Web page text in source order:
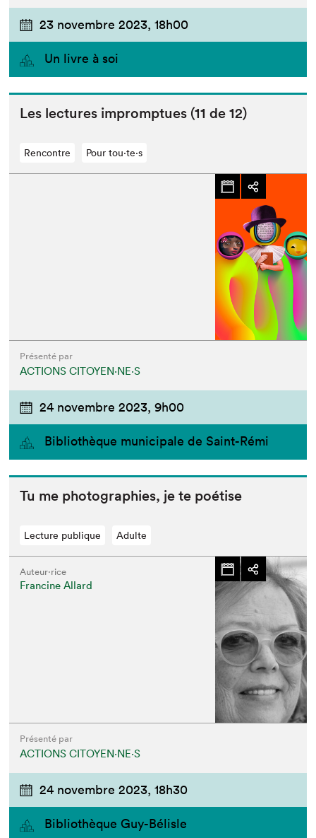
23 novembre 2023, 18h00
Un livre à soi
Les lec­tures impromptues (11 de12)
Rencontre Pour tou⋅te⋅s
Présenté par
ACTIONS CITOYEN⋅NE⋅S
24 novembre 2023, 9h00
Bibliothèque municipale de Saint-Rémi
Tu me pho­togra­phies, je te poétise
Lecture publique Adulte
Auteur·rice
Francine Allard
Présenté par
ACTIONS CITOYEN⋅NE⋅S
24 novembre 2023, 18h30
Bibliothèque Guy-Bélisle